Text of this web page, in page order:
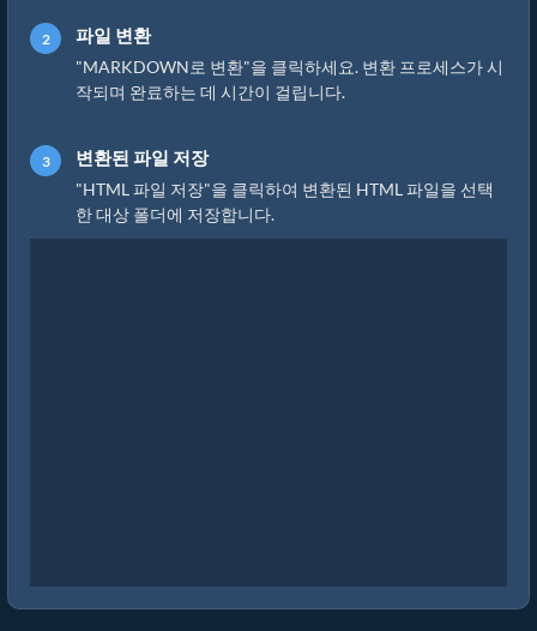
파일 변환
"MARKDOWN로 변환"을 클릭하세요. 변환 프로세스가 시
작되며 완료하는 데 시간이 걸립니다.
변환된 파일 저장
"HTML 파일 저장"을 클릭하여 변환된 HTML 파일을 선택
한 대상 폴더에 저장합니다.